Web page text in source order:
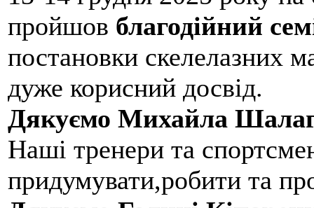
пройшов благодійний
постановки скелелазних
дуже корисний досвід.
Дякуємо Михайла
Наші тренери та
придумувати,робити та